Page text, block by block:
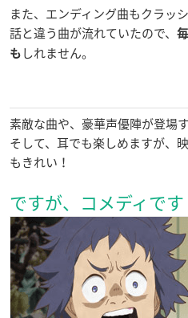
また、エンディング曲もクラッ
話と違う曲が流れていたので、
も しれません。
素敵な曲や、豪華声優陣が登場
そして、耳でも楽しめますが、
もきれい！
ですが、コメディです